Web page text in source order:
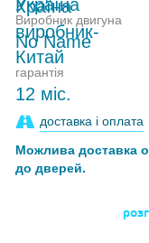
Виробник двигуна
No Name
гарантія
12 міс.
доставка і оплата
Можлива доставка
до дверей.